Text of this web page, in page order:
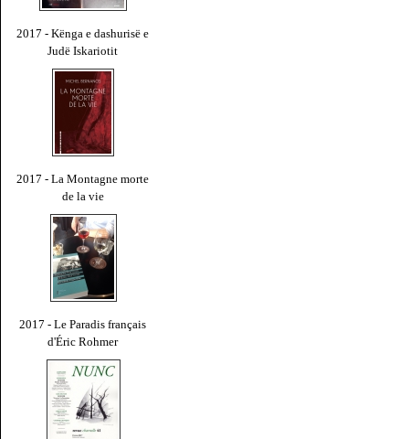
2017 - Kënga e dashurisë e
Judë Iskariotit
2017 - La Montagne morte
de la vie
2017 - Le Paradis français
d'Éric Rohmer